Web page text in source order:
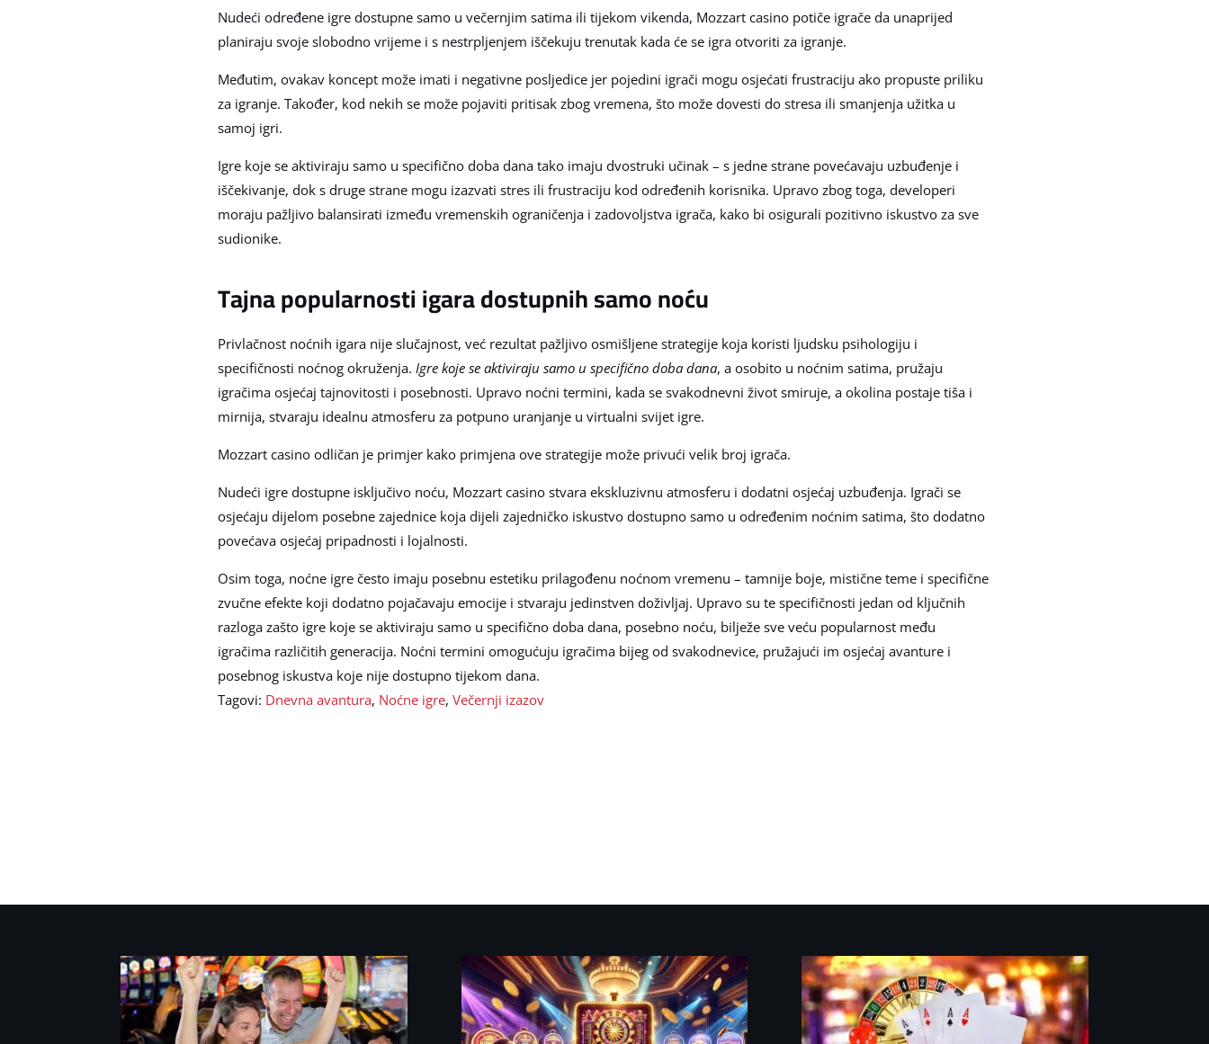
Nudeći određene igre dostupne samo u večernjim satima ili tijekom vikenda, Mozzart casino potiče igrače da unaprijed
planiraju svoje slobodno vrijeme i s nestrpljenjem iščekuju trenutak kada će se igra otvoriti za igranje.
Međutim, ovakav koncept može imati i negativne posljedice jer pojedini igrači mogu osjećati frustraciju ako propuste priliku
za igranje. Također, kod nekih se može pojaviti pritisak zbog vremena, što može dovesti do stresa ili smanjenja užitka u
samoj igri.
Igre koje se aktiviraju samo u specifično doba dana tako imaju dvostruki učinak – s jedne strane povećavaju uzbuđenje i
iščekivanje, dok s druge strane mogu izazvati stres ili frustraciju kod određenih korisnika. Upravo zbog toga, developeri
moraju pažljivo balansirati između vremenskih ograničenja i zadovoljstva igrača, kako bi osigurali pozitivno iskustvo za sve
sudionike.
Tajna popularnosti igara dostupnih samo noću
Privlačnost noćnih igara nije slučajnost, već rezultat pažljivo osmišljene strategije koja koristi ljudsku psihologiju i
specifičnosti noćnog okruženja. Igre koje se aktiviraju samo u specifično doba dana, a osobito u noćnim satima, pružaju
igračima osjećaj tajnovitosti i posebnosti. Upravo noćni termini, kada se svakodnevni život smiruje, a okolina postaje tiša i
mirnija, stvaraju idealnu atmosferu za potpuno uranjanje u virtualni svijet igre.
Mozzart casino odličan je primjer kako primjena ove strategije može privući velik broj igrača.
Nudeći igre dostupne isključivo noću, Mozzart casino stvara ekskluzivnu atmosferu i dodatni osjećaj uzbuđenja. Igrači se
osjećaju dijelom posebne zajednice koja dijeli zajedničko iskustvo dostupno samo u određenim noćnim satima, što dodatno
povećava osjećaj pripadnosti i lojalnosti.
Osim toga, noćne igre često imaju posebnu estetiku prilagođenu noćnom vremenu – tamnije boje, mistične teme i specifične
zvučne efekte koji dodatno pojačavaju emocije i stvaraju jedinstven doživljaj. Upravo su te specifičnosti jedan od ključnih
razloga zašto igre koje se aktiviraju samo u specifično doba dana, posebno noću, bilježe sve veću popularnost među
igračima različitih generacija. Noćni termini omogućuju igračima bijeg od svakodnevice, pružajući im osjećaj avanture i
posebnog iskustva koje nije dostupno tijekom dana.
Tagovi: Dnevna avantura, Noćne igre, Večernji izazov